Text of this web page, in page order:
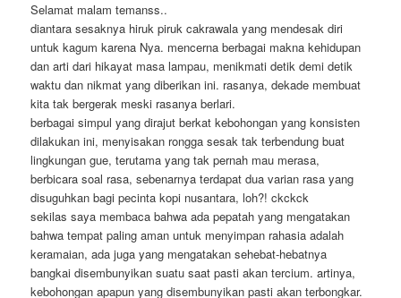
Selamat malam temanss..
diantara sesaknya hiruk piruk cakrawala yang mendesak diri
untuk kagum karena Nya. mencerna berbagai makna kehidupan
dan arti dari hikayat masa lampau, menikmati detik demi detik
waktu dan nikmat yang diberikan ini. rasanya, dekade membuat
kita tak bergerak meski rasanya berlari.
berbagai simpul yang dirajut berkat kebohongan yang konsisten
dilakukan ini, menyisakan rongga sesak tak terbendung buat
lingkungan gue, terutama yang tak pernah mau merasa,
berbicara soal rasa, sebenarnya terdapat dua varian rasa yang
disuguhkan bagi pecinta kopi nusantara, loh?! ckckck
sekilas saya membaca bahwa ada pepatah yang mengatakan
bahwa tempat paling aman untuk menyimpan rahasia adalah
keramaian, ada juga yang mengatakan sehebat-hebatnya
bangkai disembunyikan suatu saat pasti akan tercium. artinya,
kebohongan apapun yang disembunyikan pasti akan terbongkar.